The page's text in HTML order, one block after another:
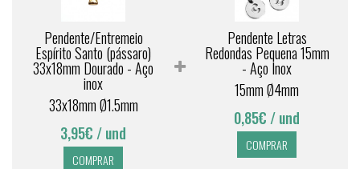
Pendente/Entremeio
Espírito Santo (pássaro)
33x18mm Dourado - Aço
inox
33x18mm Ø1.5mm
3,95€ / und
COMPRAR
Pendente Letras
Redondas Pequena 15mm
- Aço Inox
15mm Ø4mm
0,85€ / und
COMPRAR